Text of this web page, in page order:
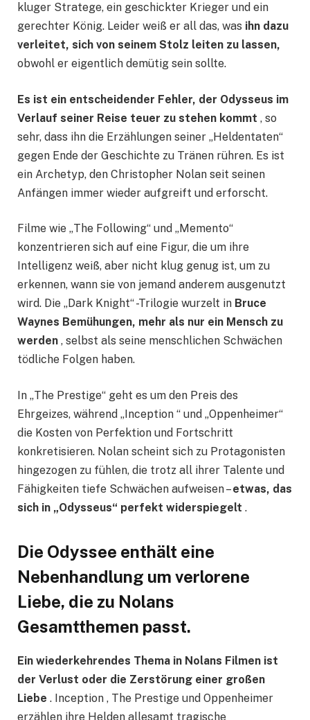
kluger Stratege, ein geschickter Krieger und ein
gerechter König. Leider weiß er all das, was ihn dazu
verleitet, sich von seinem Stolz leiten zu lassen,
obwohl er eigentlich demütig sein sollte.
Es ist ein entscheidender Fehler, der Odysseus im
Verlauf seiner Reise teuer zu stehen kommt , so
sehr, dass ihn die Erzählungen seiner „Heldentaten“
gegen Ende der Geschichte zu Tränen rühren. Es ist
ein Archetyp, den Christopher Nolan seit seinen
Anfängen immer wieder aufgreift und erforscht.
Filme wie „The Following“ und „Memento“
konzentrieren sich auf eine Figur, die um ihre
Intelligenz weiß, aber nicht klug genug ist, um zu
erkennen, wann sie von jemand anderem ausgenutzt
wird. Die „Dark Knight“ -Trilogie wurzelt in Bruce
Waynes Bemühungen, mehr als nur ein Mensch zu
werden , selbst als seine menschlichen Schwächen
tödliche Folgen haben.
In „The Prestige“ geht es um den Preis des
Ehrgeizes, während „Inception “ und „Oppenheimer“
die Kosten von Perfektion und Fortschritt
konkretisieren. Nolan scheint sich zu Protagonisten
hingezogen zu fühlen, die trotz all ihrer Talente und
Fähigkeiten tiefe Schwächen aufweisen –etwas, das
sich in „Odysseus“ perfekt widerspiegelt .
Die Odyssee enthält eine
Nebenhandlung um verlorene
Liebe, die zu Nolans
Gesamtthemen passt.
Ein wiederkehrendes Thema in Nolans Filmen ist
der Verlust oder die Zerstörung einer großen
Liebe . Inception , The Prestige und Oppenheimer
erzählen ihre Helden allesamt tragische